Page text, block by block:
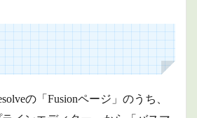
の「Fusionページ」のうち、